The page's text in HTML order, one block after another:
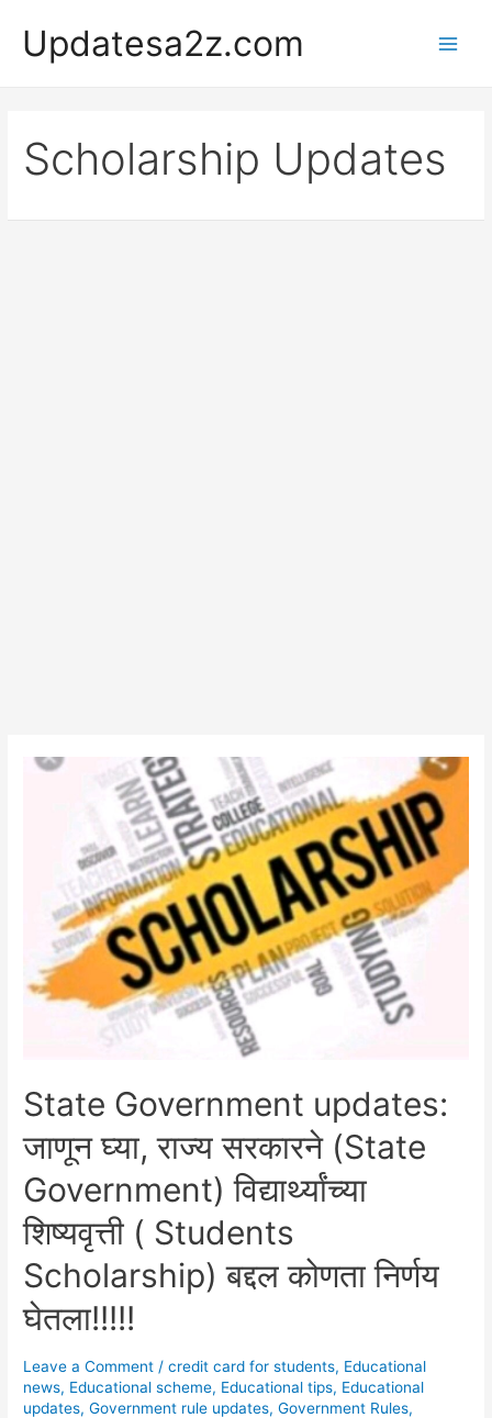
content
Updatesa2z.com
Scholarship Updates
State Government updates:
जाणून घ्या, राज्य सरकारने (State
Government) विद्यार्थ्यांच्या
शिष्यवृत्ती ( Students
Scholarship) बद्दल कोणता निर्णय
घेतला!!!!!
Leave a Comment /credit card for students, Educational
news, Educational scheme, Educational tips, Educational
updates,Government rule updates,Government Rules,